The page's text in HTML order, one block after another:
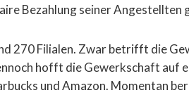
Bezahlung seiner Angestellten
270 Filialen. Zwar betrifft die
hofft die Gewerkschaft auf
und Amazon. Momentan